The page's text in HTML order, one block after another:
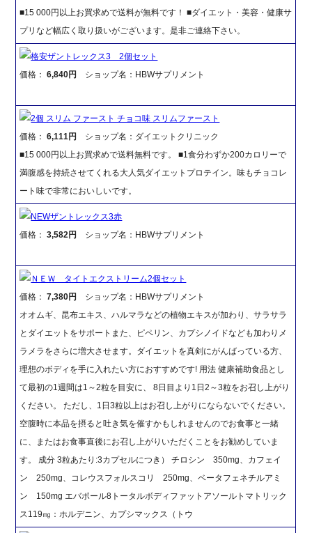
■15 000円以上お買求めで送料が無料です！ ■ダイエット・美容・健康サ
プリなど幅広く取り扱いがございます。是非ご連絡下さい。
格安ザントレックス3 2個セット
価格：6,840円 ショップ名：HBWサプリメント
2個 スリム ファースト チョコ味 スリムファースト
価格：6,111円
ショップ名：ダイエットクリニック
■15 000円以上お買求めで送料無料です。 ■1食分わずか200カロリーで
満腹感を持続させてくれる大人気ダイエットプロテイン。味もチョコレ
ート味で非常においしいです。
NEWザントレックス3赤
価格：3,582円 ショップ名：HBWサプリメント
ＮＥＷ タイトエクストリーム2個セット
価格：7,380円
ショップ名：HBWサプリメント
オオムギ、昆布エキス、ハルマラなどの植物エキスが加わり、サラサラ
とダイエットをサポートまた、ピペリン、カプシノイドなども加わりメ
ラメラをさらに増大させます。ダイエットを真剣にがんばっている方、
理想のボディを手に入れたい方におすすめです! 用法 健康補助食品とし
て最初の1週間は1～2粒を目安に、 8日目より1日2～3粒をお召し上がり
ください。 ただし、1日3粒以上はお召し上がりにならないでください。
空腹時に本品を摂ると吐き気を催すかもしれませんのでお食事と一緒
に、またはお食事直後にお召し上がりいただくことをお勧めしていま
す。 成分 3粒あたり:3カプセルにつき） チロシン 350mg、カフェイ
ン 250mg、コレウスフォルスコリ 250mg、ベータフェネチルアミ
ン 150mg エバポール8トータルボディファットアソールトマトリック
ス119㎎：ホルデニン、カプシマックス（トウ